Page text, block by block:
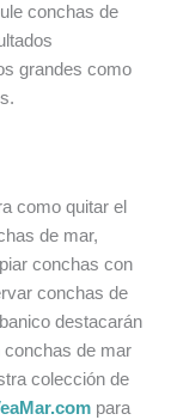
conchas de
grandes como
como quitar el
de mar,
conchas con
conchas de
destacarán
conchas de mar
colección de
para